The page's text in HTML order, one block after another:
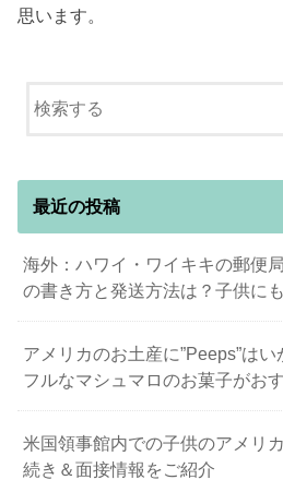
思います。
最近の投稿
海外：ハワイ・ワイキキの郵便
の書き方と発送方法は？子供に
アメリカのお土産に”Peeps”は
フルなマシュマロのお菓子がお
米国領事館内での子供のアメリ
続き＆面接情報をご紹介